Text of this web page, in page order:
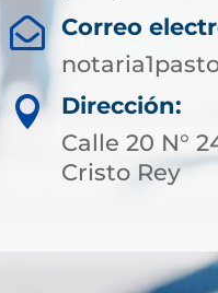

Correo

Dirección:
Calle 20 N°
Cristo Rey